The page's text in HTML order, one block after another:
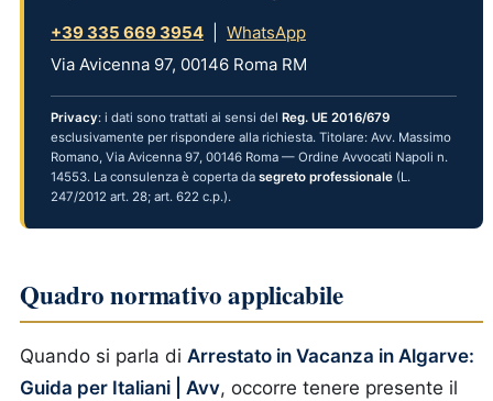
+39 335 669 3954
WhatsApp
Via Avicenna 97, 00146 Roma RM
Privacy: i dati sono trattati ai sensi del Reg. UE 2016/679
esclusivamente per rispondere alla richiesta. Titolare: Avv. Massimo
Romano, Via Avicenna 97, 00146 Roma — Ordine Avvocati Napoli n.
14553. La consulenza è coperta da segreto professionale (L.
247/2012 art. 28; art. 622 c.p.).
Quadro normativo applicabile
Quando si parla di Arrestato in Vacanza in Algarve:
Guida per Italiani | Avv, occorre tenere presente il